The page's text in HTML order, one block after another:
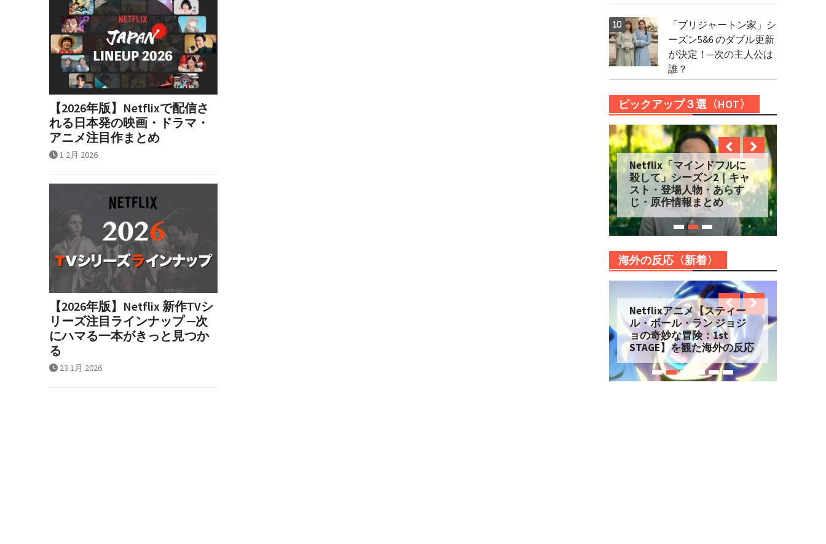
「ブリジャートン家」シ
ーズン5&6 のダブル更新
が決定！─次の主人公は
誰？
ピックアップ３選〈HOT〉
Netflix「マインドフルに
殺して」シーズン2｜キャ
スト・登場人物・あらす
じ・原作情報まとめ
海外の反応〈新着〉
Netflixアニメ【スティー
ル・ボール・ラン ジョジ
ョの奇妙な冒険：1st
STAGE】を観た海外の反応
【2026年版】Netflixで配信さ
れる日本発の映画・ドラマ・
アニメ注目作まとめ
1 2月 2026
【2026年版】Netflix 新作TVシ
リーズ注目ラインナップ ─次
にハマる一本がきっと見つか
る
23 1月 2026